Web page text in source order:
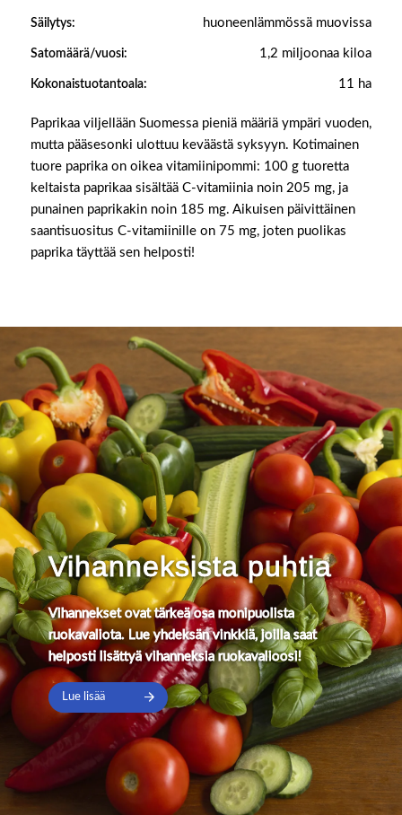
Säilytys: huoneenlämmössä muovissa
Satomäärä/vuosi: 1,2 miljoonaa kiloa
Kokonaistuotantoala: 11 ha
Paprikaa viljellään Suomessa pieniä määriä ympäri vuoden,
mutta pääsesonki ulottuu keväästä syksyyn. Kotimainen
tuore paprika on oikea vitamiinipommi: 100 g tuoretta
keltaista paprikaa sisältää C-vitamiinia noin 205 mg, ja
punainen paprikakin noin 185 mg. Aikuisen päivittäinen
saantisuositus C-vitamiinille on 75 mg, joten puolikas
paprika täyttää sen helposti!
Vihanneksista puhtia
Vihannekset ovat tärkeä osa monipuolista
ruokavaliota. Lue yhdeksän vinkkiä, joilla saat
helposti lisättyä vihanneksia ruokavalioosi!
Lue lisää